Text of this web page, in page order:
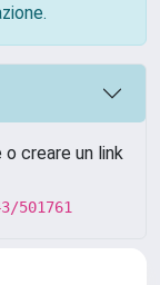
creare un link
501761